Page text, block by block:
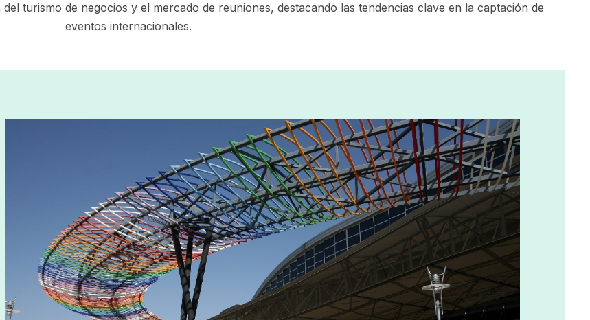
turismo de negocios y el mercado de reuniones, destacando las tendencias clave en la captación de
eventos internacionales.